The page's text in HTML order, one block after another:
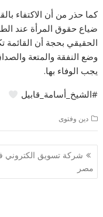
كما حذر من أن الاكتفاء
ضياع حقوق المرأة عند
الحقيقي بحجة أن القائمة
وضع النفقة والمتعة
يجب الوفاء بها.
#الشيخ_أسامة_قابيل
دين وفتوى
تصفّح
المقالات
شركة تسويق الكتروني
مصر